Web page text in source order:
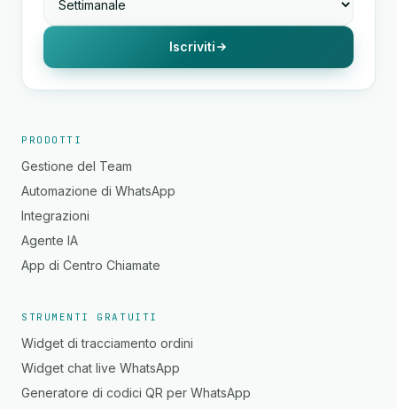
Iscriviti
PRODOTTI
Gestione del Team
Automazione di WhatsApp
Integrazioni
Agente IA
App di Centro Chiamate
STRUMENTI GRATUITI
Widget di tracciamento ordini
Widget chat live WhatsApp
Generatore di codici QR per WhatsApp